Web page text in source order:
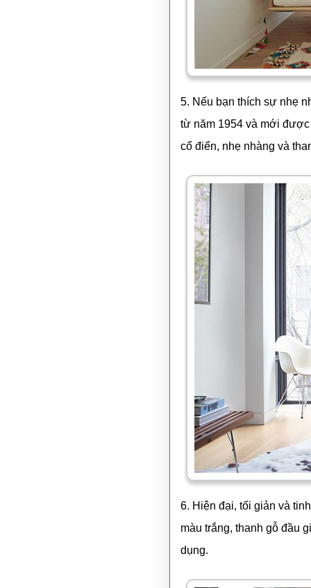
5. Nếu bạn thích sự nhẹ
từ năm 1954 và mới
cổ điển, nhẹ nhàng và
6. Hiện đại, tối giản và
màu trắng, thanh gỗ đầu
dụng.